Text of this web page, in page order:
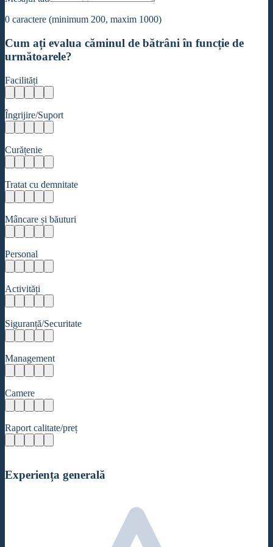
0 caractere (minimum 200, maxim 1000)
Cum ați evalua căminul de bătrâni în funcție de
următoarele?
Facilități
Îngrijire/Suport
Curățenie
Tratat cu demnitate
Mâncare și băuturi
Personal
Activități
Siguranță/Securitate
Management
Camere
Raport calitate/preț
Experiența generală